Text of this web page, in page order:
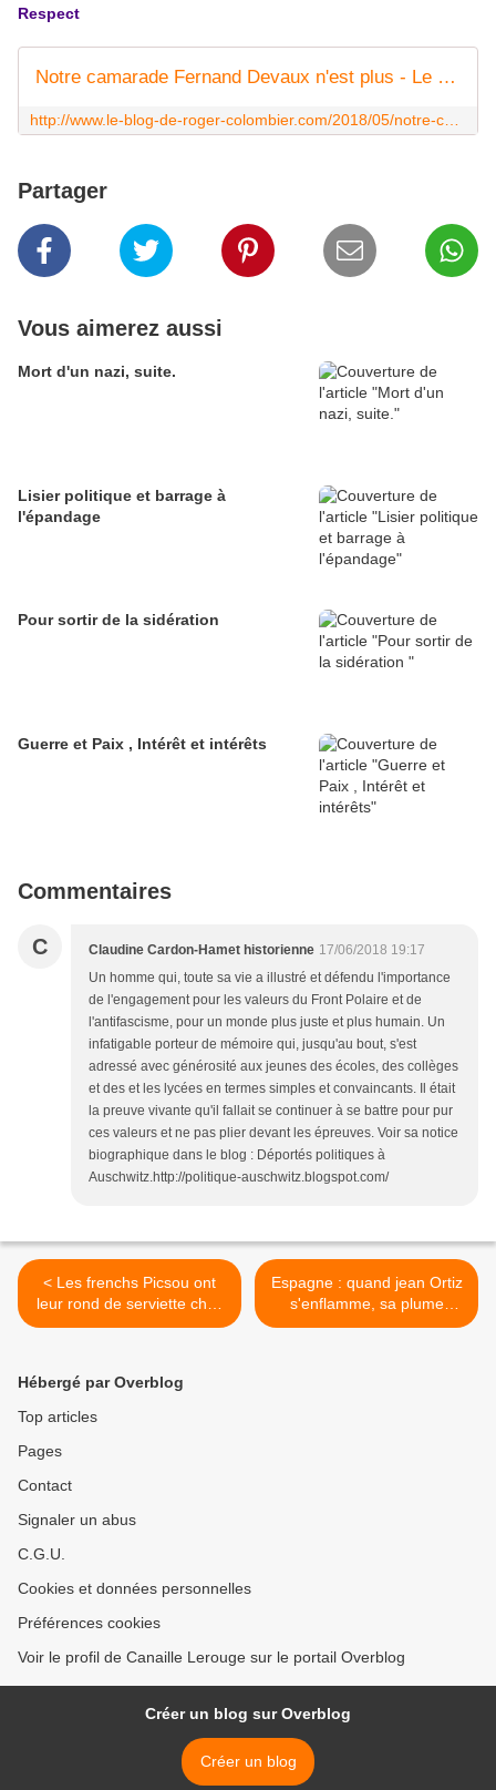
Respect
Notre camarade Fernand Devaux n'est plus - Le blog de Roger Colombier
Partager
Vous aimerez aussi
Mort d'un nazi, suite.
Lisier politique et barrage à
l'épandage
Pour sortir de la sidération
Guerre et Paix , Intérêt et intérêts
Commentaires
C Claudine Cardon-Hamet historienne 17/06/2018 19:17
Un homme qui, toute sa vie a illustré et défendu l'importance
de l'engagement pour les valeurs du Front Polaire et de
l'antifascisme, pour un monde plus juste et plus humain. Un
infatigable porteur de mémoire qui, jusqu'au bout, s'est
adressé avec générosité aux jeunes des écoles, des collèges
et des et les lycées en termes simples et convaincants. Il était
la preuve vivante qu'il fallait se continuer à se battre pour pur
ces valeurs et ne pas plier devant les épreuves. Voir sa notice
biographique dans le blog : Déportés politiques à
Auschwitz.http://politique-auschwitz.blogspot.com/
< Les frenchs Picsou ont
leur rond de serviette chez
Donald
Espagne : quand jean Ortiz
s'enflamme, sa plume
devient fleuret. >
Hébergé par Overblog
Top articles
Pages
Contact
Signaler un abus
C.G.U.
Cookies et données personnelles
Préférences cookies
Voir le profil de Canaille Lerouge sur le portail Overblog
Créer un blog sur Overblog
Créer un blog